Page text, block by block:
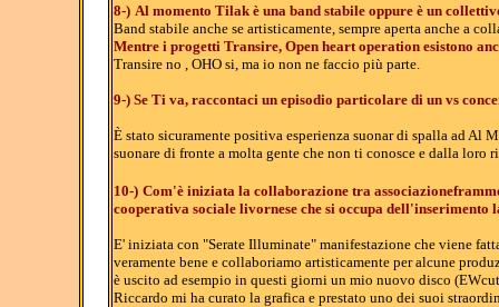
8-) Al momento Tilak è una band stabile oppure è un
Band stabile anche se artisticamente, sempre aperta anche a
Mentre i progetti Transire, Open heart operation esistono
Transire no , OHO si, ma io non ne faccio più parte.
9-) Se Ti va, raccontaci un episodio particolare di un vs
È stato sicuramente positiva esperienza suonar di spalla ad
suonare di fronte a molta gente che non ti conosce e dalla loro
10-) Com'è iniziata la collaborazione tra
cooperativa sociale livornese che si occupa
E' iniziata con "Serate Illuminate" manifestazione che viene
veramente bene e collaboriamo artisticamente per alcune
è uscito ad esempio in questi giorni un mio nuovo disco
Riccardo mi ha curato la grafica e prestato uno dei suoi